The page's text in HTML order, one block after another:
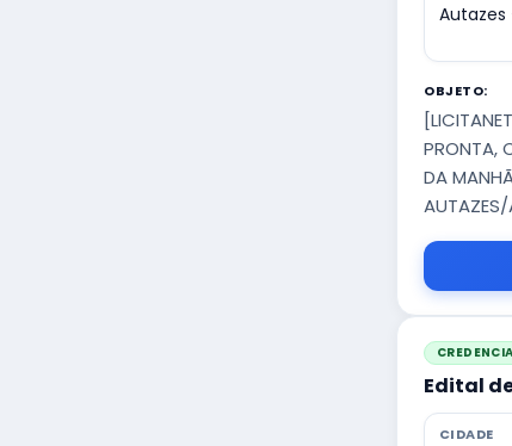
Autazes
OBJETO:
PRONTA,
DA
Edital
CIDADE